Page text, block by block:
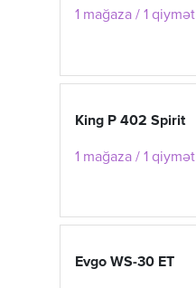
1 mağaza / 1 qiymət
King P 402 Spirit
1 mağaza / 1 qiymət
Evgo WS-30 ET